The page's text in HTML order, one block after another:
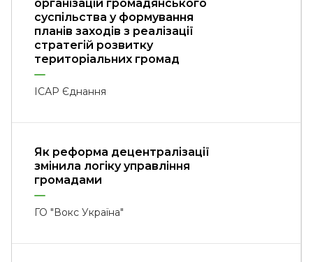
організацій громадянського
суспільства у формування
планів заходів з реалізації
стратегій розвитку
територіальних громад
ІСАР Єднання
Як реформа децентралізації
змінила логіку управління
громадами
ГО "Вокс Україна"